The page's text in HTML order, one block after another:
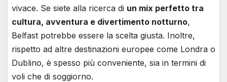
vivace. Se siete alla ricerca di un mix perfetto tra
cultura, avventura e divertimento notturno,
Belfast potrebbe essere la scelta giusta. Inoltre,
rispetto ad altre destinazioni europee come Londra o
Dublino, è spesso più conveniente, sia in termini di
voli che di soggiorno.